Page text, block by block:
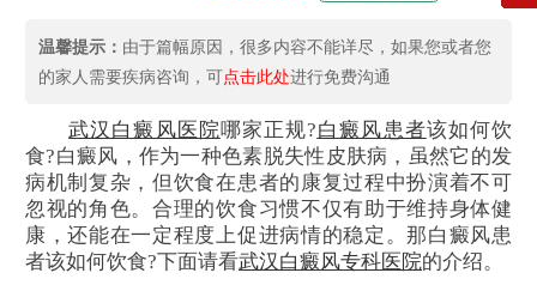
温馨提示： 由于篇幅原因，很多内容不能详尽，如果您或者您
的家人需要疾病咨询，可点击此处进行免费沟通
武汉白癜风医院哪家正规?白癜风患者该如何饮
食?白癜风，作为一种色素脱失性皮肤病，虽然它的发
病机制复杂，但饮食在患者的康复过程中扮演着不可
忽视的角色。合理的饮食习惯不仅有助于维持身体健
康，还能在一定程度上促进病情的稳定。那白癜风患
者该如何饮食?下面请看武汉白癜风专科医院的介绍。